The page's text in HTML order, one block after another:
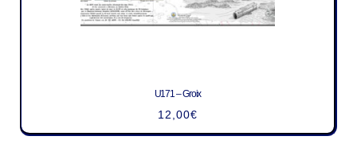
U171 – Groix
12,00€